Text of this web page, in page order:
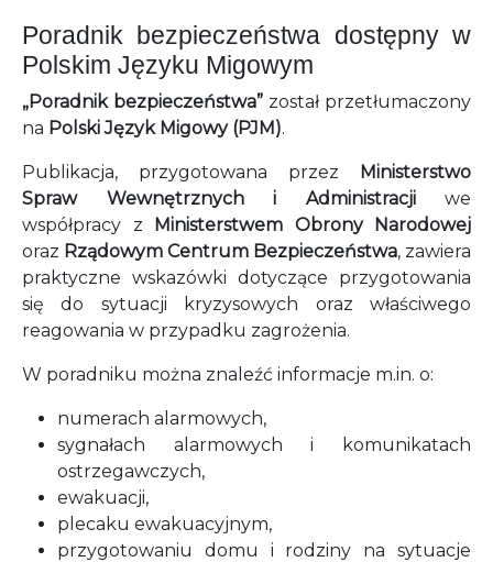
Poradnik bezpieczeństwa dostępny w
Polskim Języku Migowym
„Poradnik bezpieczeństwa” został przetłumaczony
na Polski Język Migowy (PJM).
Publikacja, przygotowana przez
Ministerstwo
Spraw Wewnętrznych i Administracjiwe
współpracy z
Ministerstwem Obrony Narodowej
oraz Rządowym Centrum Bezpieczeństwa, zawiera
praktyczne wskazówki dotyczące przygotowania
się do sytuacji kryzysowych oraz właściwego
reagowania w przypadku zagrożenia.
W poradniku można znaleźć informacje m.in. o:
numerach alarmowych,
sygnałach alarmowych i komunikatach
ostrzegawczych,
ewakuacji,
plecaku ewakuacyjnym,
przygotowaniu domu i rodziny na sytuacje